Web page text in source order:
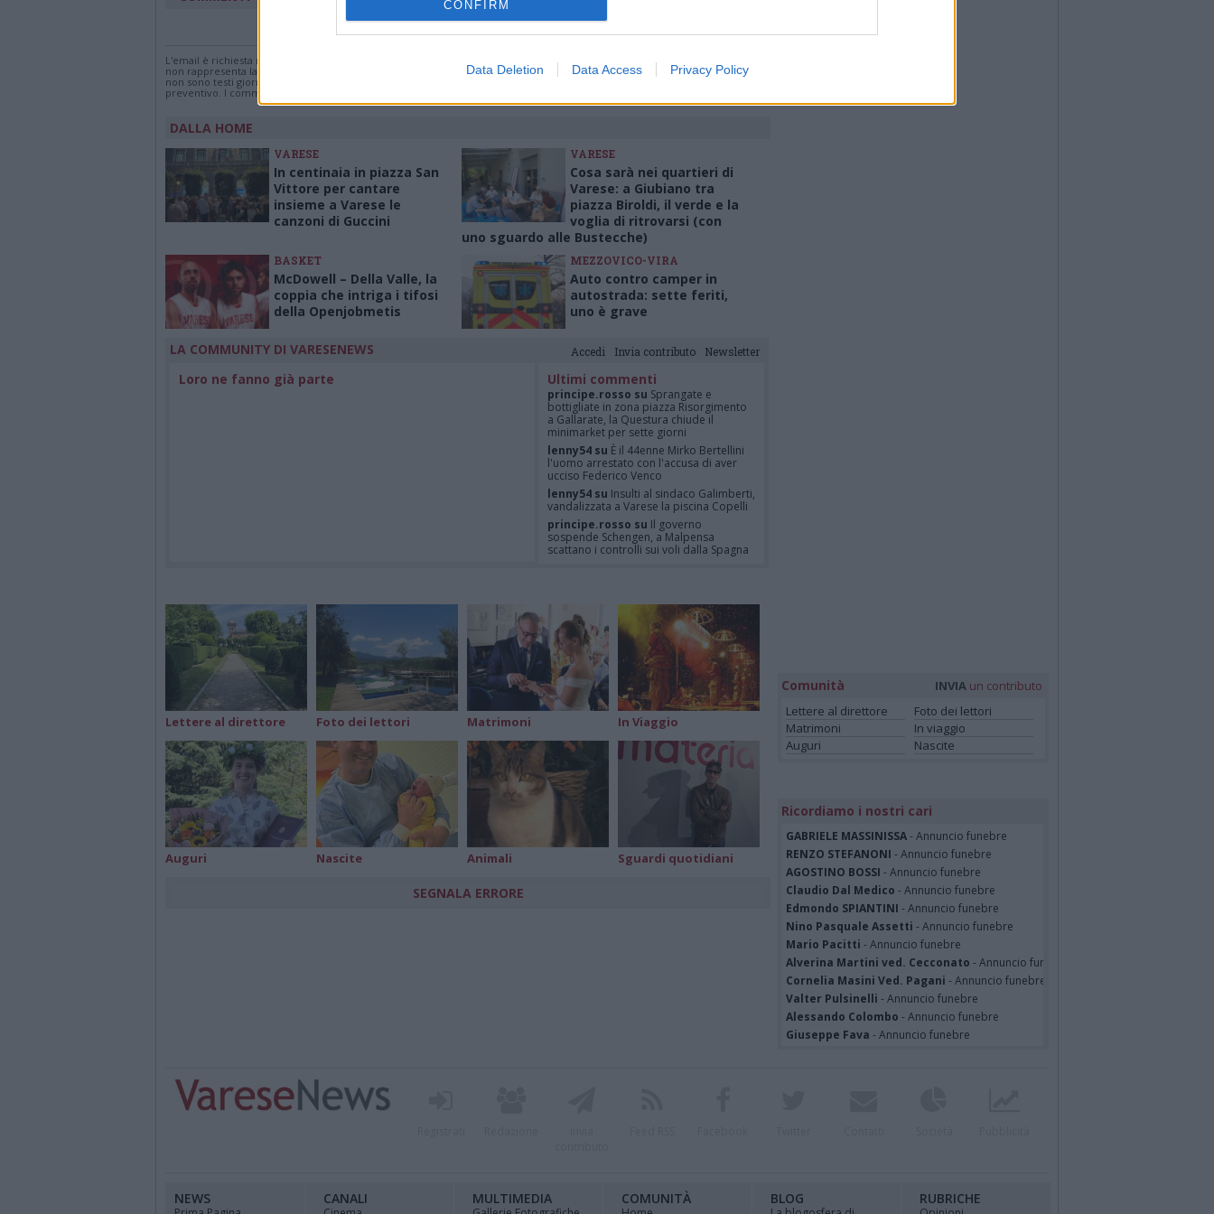
CONFIRM
Data Deletion Data Access Privacy Policy
Accedioregistratiper commentare questo articolo.
L'email è richiesta ma non verrà mostrata ai visitatori. Il contenuto di questo commento esprime il pensiero dell'autore e
non rappresenta la linea editoriale di VareseNews.it, che rimane autonoma e indipendente. I messaggi inclusi nei commenti
non sono testi giornalistici, ma post inviati dai singoli lettori che possono essere automaticamente pubblicati senza filtro
preventivo. I commenti che includano uno o più link a siti esterni verranno rimossi in automatico dal sistema.
DALLA HOME
VARESE
In centinaia in piazza San
Vittore per cantare
insieme a Varese le
canzoni di Guccini
VARESE
Cosa sarà nei quartieri di
Varese: a Giubiano tra
piazza Biroldi, il verde e la
voglia di ritrovarsi (con
uno sguardo alle Bustecche)
BASKET
McDowell – Della Valle, la
coppia che intriga i tifosi
della Openjobmetis
MEZZOVICO-VIRA
Auto contro camper in
autostrada: sette feriti,
uno è grave
LA COMMUNITY DI VARESENEWS Accedi Invia contributo Newsletter
Loro ne fanno già parte Ultimi commenti
principe.rosso su Sprangate e
bottigliate in zona piazza Risorgimento
a Gallarate, la Questura chiude il
minimarket per sette giorni
lenny54 su È il 44enne Mirko Bertellini
l'uomo arrestato con l'accusa di aver
ucciso Federico Venco
lenny54 su Insulti al sindaco Galimberti,
vandalizzata a Varese la piscina Copelli
principe.rosso su Il governo
sospende Schengen, a Malpensa
scattano i controlli sui voli dalla Spagna
Felice su
Il governo sospende
Schengen, a Malpensa scattano i
controlli sui voli dalla Spagna
Lettere al direttore Foto dei lettori Matrimoni In Viaggio
Auguri Nascite Animali Sguardi quotidiani
SEGNALA ERRORE
Comunità INVIA un contributo
Lettere al direttore
Foto dei lettori
Matrimoni
In viaggio
Auguri
Nascite
Ricordiamo i nostri cari
GABRIELE MASSINISSA- Annuncio funebre
RENZO STEFANONI - Annuncio funebre
AGOSTINO BOSSI - Annuncio funebre
Claudio Dal Medico - Annuncio funebre
Edmondo SPIANTINI - Annuncio funebre
Nino Pasquale Assetti - Annuncio funebre
Mario Pacitti - Annuncio funebre
Alverina Martini ved. Cecconato - Annuncio funebre
Cornelia Masini Ved. Pagani - Annuncio funebre
Valter Pulsinelli - Annuncio funebre
Alessando Colombo - Annuncio funebre
Giuseppe Fava - Annuncio funebre
NEWS CANALI MULTIMEDIA COMUNITÀ BLOG RUBRICHE